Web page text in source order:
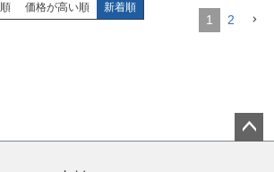
価格が高い順 新着順
1 2